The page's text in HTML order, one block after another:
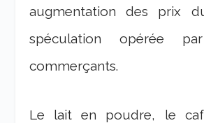
augmentation des prix
spéculation opérée
commerçants.
Le lait en poudre, le